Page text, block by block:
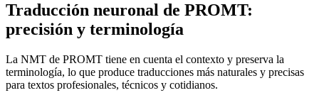
Traducción neuronal de PROMT:
precisión y terminología
La NMT de PROMT tiene en cuenta el contexto y preserva la
terminología, lo que produce traducciones más naturales y precisas
para textos profesionales, técnicos y cotidianos.